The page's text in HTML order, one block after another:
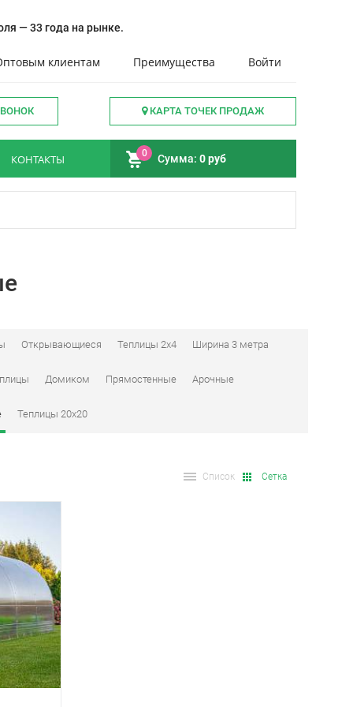
— 33 года на рынке.
клиентам Преимущества Войти
КАРТА ТОЧЕК ПРОДАЖ
КОНТАКТЫ 0 Сумма: 0 руб
Открывающиеся Теплицы 2x4 Ширина 3 метра
Домиком Прямостенные Арочные
Теплицы 20х20
Список Сетка